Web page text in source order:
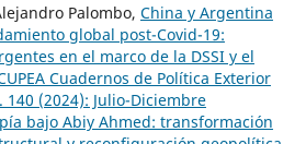
Palombo, China y Argentina
global post-Covid-19:
en el marco de la DSSI y el
Cuadernos de Política Exterior
(2024): Julio-Diciembre
bajo Abiy Ahmed: transformación